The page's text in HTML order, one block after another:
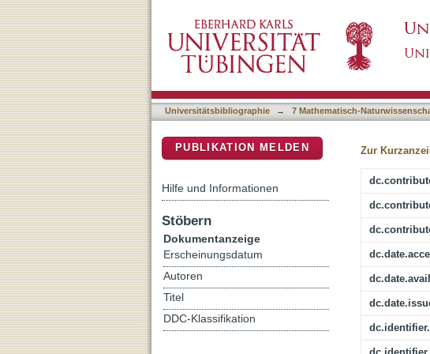
An Observational Case Study on
Particle Formation
Universitätsbibliographie → 7 Mathematisch-
Zur
PUBLIKATION MELDEN
Hilfe und Informationen
Stöbern
Dokumentanzeige
Erscheinungsdatum
Autoren
Titel
DDC-Klassifikation